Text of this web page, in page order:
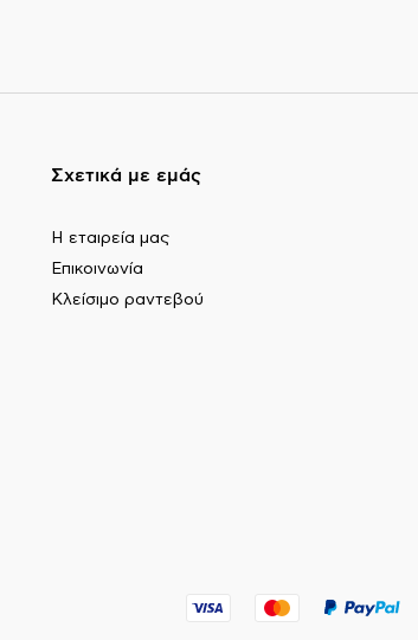
Σχετικά με εμάς
Η εταιρεία μας
Επικοινωνία
Κλείσιμο ραντεβού